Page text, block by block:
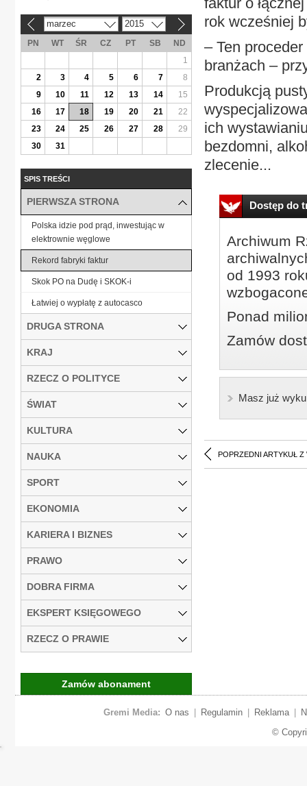
rok wcześniej
– Ten
branżach –
Produkcją
ich
bezdomni,
zlecenie...
Dostęp do
Archiwum
od 1993
Ponad
Zamów
Masz już
POPRZEDNI ARTYKUŁ Z
marzec 2015
PN WT ŚR CZ PT SB
ND
1
2
3 4 5 6 7
8
9
10 11 12 13 14
15
16
17 18 19 20 21
22
23
24 25 26 27 28
29
30
31
SPIS TREŚCI
PIERWSZA STRONA
Polska idzie pod prąd, inwestując w
elektrownie węglowe
Rekord fabryki faktur
Skok PO na Dudę i SKOK-i
Łatwiej o wypłatę z autocasco
DRUGA STRONA
KRAJ
RZECZ O POLITYCE
ŚWIAT
KULTURA
NAUKA
SPORT
EKONOMIA
KARIERA I BIZNES
PRAWO
DOBRA FIRMA
EKSPERT KSIĘGOWEGO
RZECZ O PRAWIE
Zamów abonament
Gremi Media: O nas Regulamin Reklama
©